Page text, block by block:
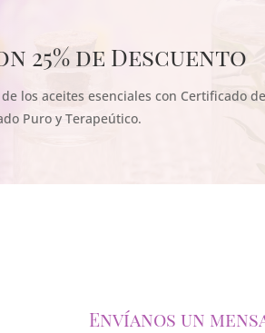
25% de Descuento
los aceites esenciales con Certificado
Puro y Terapeútico.
Envíanos un